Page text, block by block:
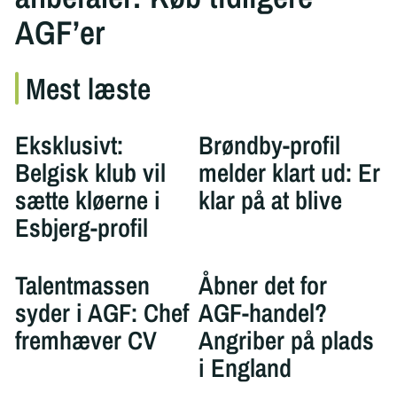
AGF’er
Mest læste
Eksklusivt:
Belgisk klub vil
sætte kløerne i
Esbjerg-profil
Brøndby-profil
melder klart ud: Er
klar på at blive
Talentmassen
syder i AGF: Chef
fremhæver CV
Åbner det for
AGF-handel?
Angriber på plads
i England